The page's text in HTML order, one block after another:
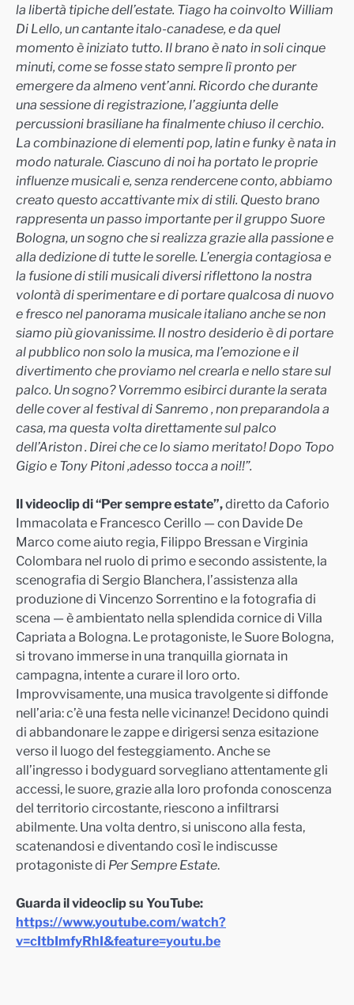
la libertà tipiche dell’estate. Tiago ha coinvolto William
Di Lello, un cantante italo-canadese, e da quel
momento è iniziato tutto. Il brano è nato in soli cinque
minuti, come se fosse stato sempre lì pronto per
emergere da almeno vent’anni. Ricordo che durante
una sessione di registrazione, l’aggiunta delle
percussioni brasiliane ha finalmente chiuso il cerchio.
La combinazione di elementi pop, latin e funky è nata in
modo naturale. Ciascuno di noi ha portato le proprie
influenze musicali e, senza rendercene conto, abbiamo
creato questo accattivante mix di stili. Questo brano
rappresenta un passo importante per il gruppo Suore
Bologna, un sogno che si realizza grazie alla passione e
alla dedizione di tutte le sorelle. L’energia contagiosa e
la fusione di stili musicali diversi riflettono la nostra
volontà di sperimentare e di portare qualcosa di nuovo
e fresco nel panorama musicale italiano anche se non
siamo più giovanissime. Il nostro desiderio è di portare
al pubblico non solo la musica, ma l’emozione e il
divertimento che proviamo nel crearla e nello stare sul
palco. Un sogno? Vorremmo esibirci durante la serata
delle cover al festival di Sanremo , non preparandola a
casa, ma questa volta direttamente sul palco
dell’Ariston . Direi che ce lo siamo meritato! Dopo Topo
Gigio e Tony Pitoni ,adesso tocca a noi!!”.
Il videoclip di “Per sempre estate”,diretto da Caforio
Immacolata e Francesco Cerillo — con Davide De
Marco come aiuto regia, Filippo Bressan e Virginia
Colombara nel ruolo di primo e secondo assistente, la
scenografia di Sergio Blanchera, l’assistenza alla
produzione di Vincenzo Sorrentino e la fotografia di
scena — è ambientato nella splendida cornice di Villa
Capriata a Bologna. Le protagoniste, le Suore Bologna,
si trovano immerse in una tranquilla giornata in
campagna, intente a curare il loro orto.
Improvvisamente, una musica travolgente si diffonde
nell’aria: c’è una festa nelle vicinanze! Decidono quindi
di abbandonare le zappe e dirigersi senza esitazione
verso il luogo del festeggiamento. Anche se
all’ingresso i bodyguard sorvegliano attentamente gli
accessi, le suore, grazie alla loro profonda conoscenza
del territorio circostante, riescono a infiltrarsi
abilmente. Una volta dentro, si uniscono alla festa,
scatenandosi e diventando così le indiscusse
protagoniste di Per Sempre Estate.
Guarda il videoclip su YouTube:
https://www.youtube.com/watch?
v=cItbImfyRhI&feature=youtu.be